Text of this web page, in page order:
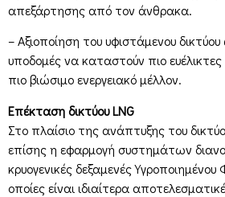
απεξάρτησης από τον άνθρακα.
– Αξιοποίηση του υφιστάμενου
υποδομές να καταστούν πιο ευέλικτες
πιο βιώσιμο ενεργειακό μέλλον.
Επέκταση δικτύου LNG
Στο πλαίσιο της ανάπτυξης του
επίσης η εφαρμογή συστημάτων
κρυογενικές δεξαμενές Υγροποιημένου
οποίες είναι ιδιαίτερα